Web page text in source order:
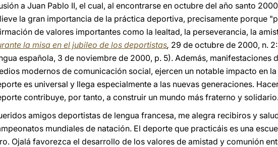
a Juan Pablo II, el cual, al encontrarse en octubre del año santo
la gran importancia de la práctica deportiva, precisamente porque
de valores importantes como la lealtad, la perseverancia, la
la misa en el jubileo de los deportistas, 29 de octubre de 2000, n. 2:
española, 3 de noviembre de 2000, p. 5). Además, manifestaciones
modernos de comunicación social, ejercen un notable impacto en
es universal y llega especialmente a las nuevas generaciones.
contribuye, por tanto, a construir un mundo más fraterno y
amigos deportistas de lengua francesa, me alegra recibiros y
mundiales de natación. El deporte que practicáis es una
Ojalá favorezca el desarrollo de los valores de amistad y comunión